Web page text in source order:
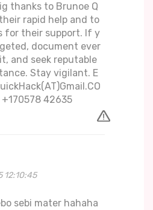
thanks to Brunoe Q
rapid help and to
for their support. If y
document ever
and seek reputable
Stay vigilant. E
+170578 42635
12:10:45
sebi mater hahaha